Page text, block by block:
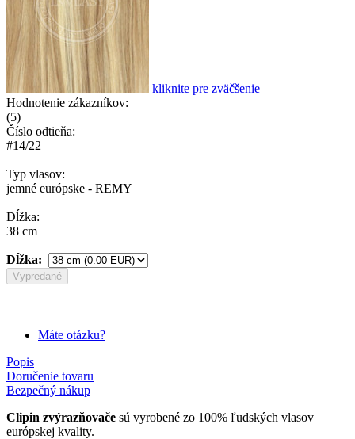
kliknite pre zväčšenie
Hodnotenie zákazníkov:
(5)
Číslo odtieňa:
#14/22
Typ vlasov:
jemné európske - REMY
Dĺžka:
38 cm
Dĺžka:
Vypredané
Máte otázku?
Popis
Doručenie tovaru
Bezpečný nákup
Clipin zvýrazňovače sú vyrobené zo 100% ľudských vlasov
európskej kvality.